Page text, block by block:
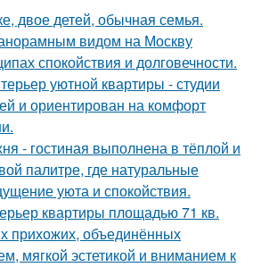
двое детей, обычная семья.
видом на Москву
спокойствия и долговечности.
уютной квартиры - студии
и ориентирован на комфорт
- гостиная выполнена в тёплой и
палитре, где натуральные
уюта и спокойствия.
квартиры площадью 71 кв.
прихожих, объединённых
мягкой эстетикой и вниманием к